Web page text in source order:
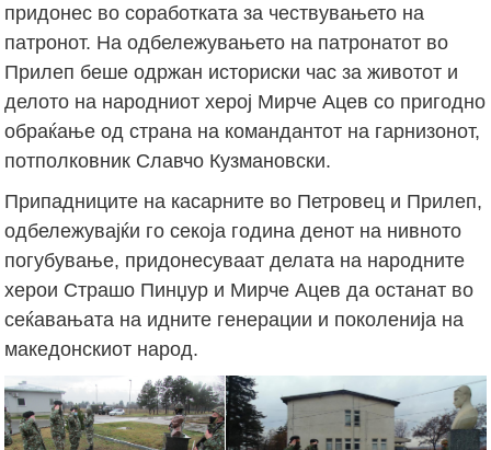
придонес во соработката за чествувањето на
патронот. На одбележувањето на патронатот во
Прилеп беше одржан историски час за животот и
делото на народниот херој Мирче Ацев со пригодно
обраќање од страна на командантот на гарнизонот,
потполковник Славчо Кузмановски.
Припадниците на касарните во Петровец и Прилеп,
одбележувајќи го секоја година денот на нивното
погубување, придонесуваат делата на народните
херои Страшо Пинџур и Мирче Ацев да останат во
сеќавањата на идните генерации и поколенија на
македонскиот народ.